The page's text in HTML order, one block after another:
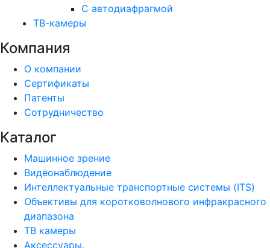
С автодиафрагмой
ТВ-камеры
Компания
О компании
Сертификаты
Патенты
Сотрудничество
Каталог
Машинное зрение
Видеонаблюдение
Интеллектуальные транспортные системы (ITS)
Объективы для коротковолнового инфракрасного
диапазона
ТВ камеры
Аксессуары.